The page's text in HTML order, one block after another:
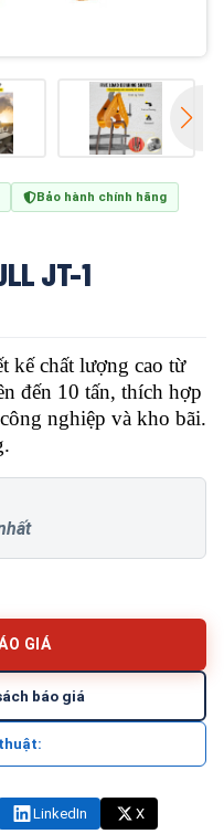
Bảo hành chính hãng
JT-1
kế chất lượng cao từ
đến 10 tấn, thích hợp
nghiệp và kho bãi.
GIÁ
báo giá
LinkedIn
X